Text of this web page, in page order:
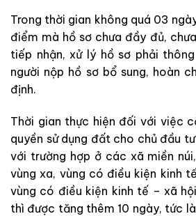
Trong thời gian không quá 03
điểm mà hồ sơ chưa đầy đủ,
tiếp nhận, xử lý hồ sơ phải
người nộp hồ sơ bổ sung, hoàn
định.
Thời gian thực hiện đối với việc
quyền sử dụng đất cho chủ đầu
với trường hợp ở các xã miền
vùng xa, vùng có điều kiện kinh
vùng có điều kiện kinh tế – xã
thì được tăng thêm 10 ngày, tức